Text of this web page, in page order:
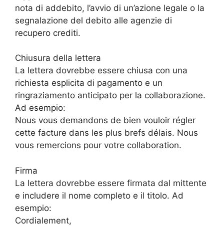
nota di addebito, l’avvio di un’azione legale o la
segnalazione del debito alle agenzie di
recupero crediti.
Chiusura della lettera
La lettera dovrebbe essere chiusa con una
richiesta esplicita di pagamento e un
ringraziamento anticipato per la collaborazione.
Ad esempio:
Nous vous demandons de bien vouloir régler
cette facture dans les plus brefs délais. Nous
vous remercions pour votre collaboration.
Firma
La lettera dovrebbe essere firmata dal mittente
e includere il nome completo e il titolo. Ad
esempio:
Cordialement,